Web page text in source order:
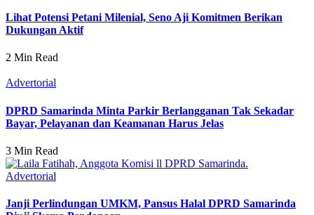
Lihat Potensi Petani Milenial, Seno Aji Komitmen Berikan
Dukungan Aktif
2 Min Read
Advertorial
DPRD Samarinda Minta Parkir Berlangganan Tak Sekadar
Bayar, Pelayanan dan Keamanan Harus Jelas
3 Min Read
Advertorial
Janji Perlindungan UMKM, Pansus Halal DPRD Samarinda